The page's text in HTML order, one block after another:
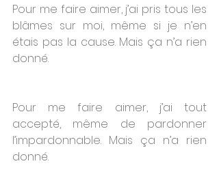
Pour me faire aimer, j’ai pris tous les
blâmes sur moi, même si je n’en
étais pas la cause. Mais ça n’a rien
donné.
Pour me faire aimer, j’ai tout
accepté, même de pardonner
l’impardonnable. Mais ça n’a rien
donné.